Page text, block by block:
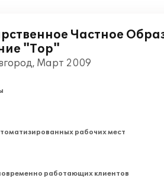
Частное
"Тор"
Март 2009
рабочих мест
работающих клиентов